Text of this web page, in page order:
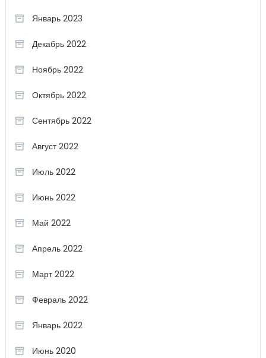
Январь 2023
Декабрь 2022
Ноябрь 2022
Октябрь 2022
Сентябрь 2022
Август 2022
Июль 2022
Июнь 2022
Май 2022
Апрель 2022
Март 2022
Февраль 2022
Январь 2022
Июнь 2020